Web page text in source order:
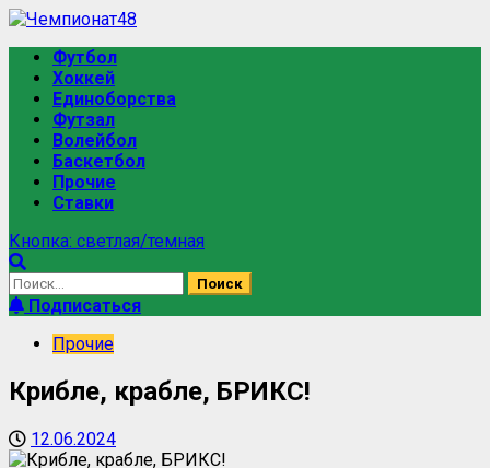
Футбол
Хоккей
Единоборства
Футзал
Волейбол
Баскетбол
Прочие
Ставки
Кнопка: светлая/темная
Подписаться
Прочие
Крибле, крабле, БРИКС!
12.06.2024